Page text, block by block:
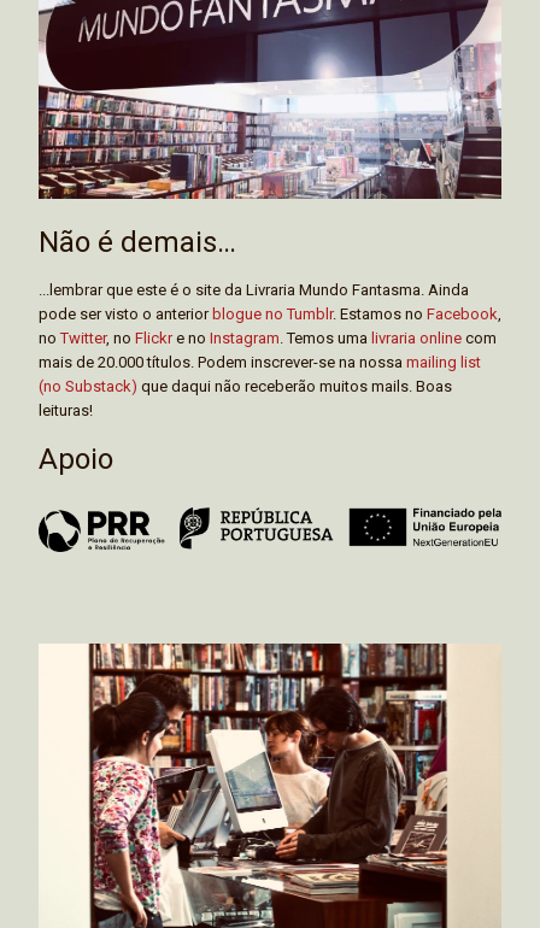
Não é demais…
...lembrar que este é o site da Livraria Mundo Fantasma. Ainda
pode ser visto o anteriorblogue no Tumblr. Estamos no Facebook
noTwitter, no Flickre no Instagram . Temos uma livraria online com
mais de 20.000 títulos. Podem inscrever-se na nossa mailing list
(no Substack) que daqui não receberão muitos mails. Boas
leituras!
Apoio